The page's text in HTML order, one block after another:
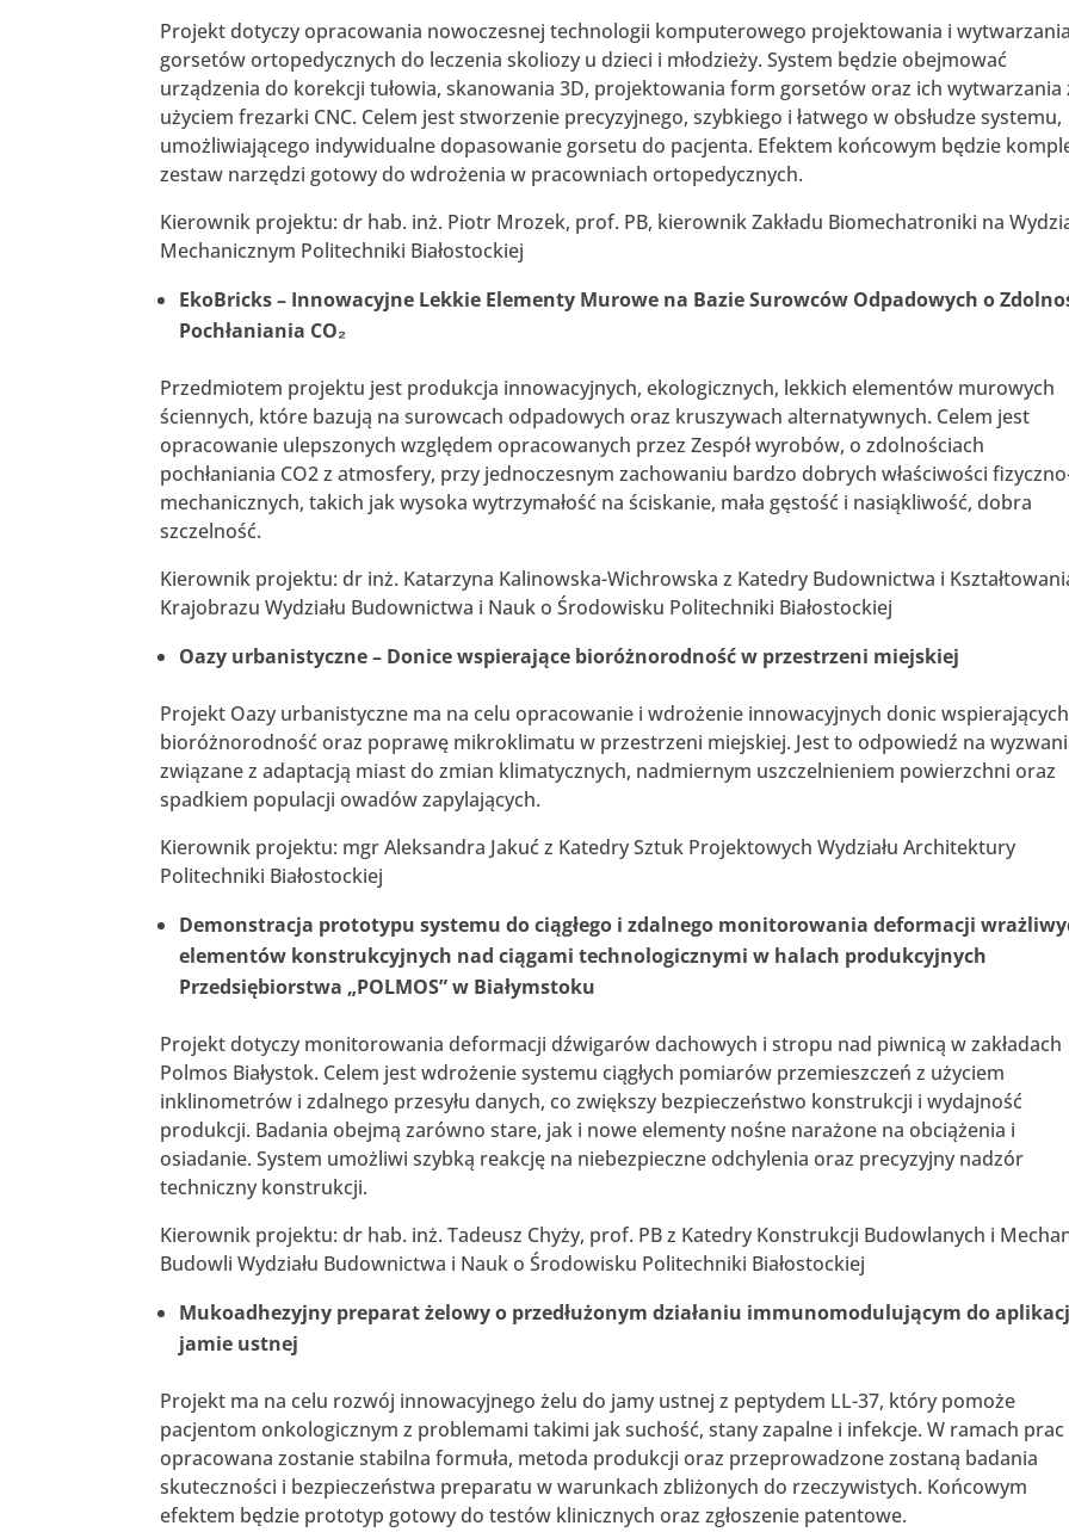
Projekt dotyczy opracowania nowoczesnej technologii komputerowego projektowania i wytwarzania
gorsetów ortopedycznych do leczenia skoliozy u dzieci i młodzieży. System będzie obejmować
urządzenia do korekcji tułowia, skanowania 3D, projektowania form gorsetów oraz ich wytwarzania
użyciem frezarki CNC. Celem jest stworzenie precyzyjnego, szybkiego i łatwego w obsłudze systemu,
umożliwiającego indywidualne dopasowanie gorsetu do pacjenta. Efektem końcowym będzie
zestaw narzędzi gotowy do wdrożenia w pracowniach ortopedycznych.
Kierownik projektu: dr hab. inż. Piotr Mrozek, prof. PB, kierownik Zakładu Biomechatroniki na
Mechanicznym Politechniki Białostockiej
EkoBricks – Innowacyjne Lekkie Elementy Murowe na Bazie Surowców Odpadowych o
Pochłaniania CO₂
Przedmiotem projektu jest produkcja innowacyjnych, ekologicznych, lekkich elementów murowych
ściennych, które bazują na surowcach odpadowych oraz kruszywach alternatywnych. Celem jest
opracowanie ulepszonych względem opracowanych przez Zespół wyrobów, o zdolnościach
pochłaniania CO2 z atmosfery, przy jednoczesnym zachowaniu bardzo dobrych właściwości
mechanicznych, takich jak wysoka wytrzymałość na ściskanie, mała gęstość i nasiąkliwość, dobra
szczelność.
Kierownik projektu: dr inż. Katarzyna Kalinowska-Wichrowska z Katedry Budownictwa i
Krajobrazu Wydziału Budownictwa i Nauk o Środowisku Politechniki Białostockiej
Oazy urbanistyczne – Donice wspierające bioróżnorodność w przestrzeni miejskiej
Projekt Oazy urbanistyczne ma na celu opracowanie i wdrożenie innowacyjnych donic wspierających
bioróżnorodność oraz poprawę mikroklimatu w przestrzeni miejskiej. Jest to odpowiedź na
związane z adaptacją miast do zmian klimatycznych, nadmiernym uszczelnieniem powierzchni oraz
spadkiem populacji owadów zapylających.
Kierownik projektu: mgr Aleksandra Jakuć z Katedry Sztuk Projektowych Wydziału Architektury
Politechniki Białostockiej
Demonstracja prototypu systemu do ciągłego i zdalnego monitorowania deformacji
elementów konstrukcyjnych nad ciągami technologicznymi w halach produkcyjnych
Przedsiębiorstwa „POLMOS” w Białymstoku
Projekt dotyczy monitorowania deformacji dźwigarów dachowych i stropu nad piwnicą w zakładach
Polmos Białystok. Celem jest wdrożenie systemu ciągłych pomiarów przemieszczeń z użyciem
inklinometrów i zdalnego przesyłu danych, co zwiększy bezpieczeństwo konstrukcji i wydajność
produkcji. Badania obejmą zarówno stare, jak i nowe elementy nośne narażone na obciążenia i
osiadanie. System umożliwi szybką reakcję na niebezpieczne odchylenia oraz precyzyjny nadzór
techniczny konstrukcji.
Kierownik projektu: dr hab. inż. Tadeusz Chyży, prof. PB z Katedry Konstrukcji Budowlanych i
Budowli Wydziału Budownictwa i Nauk o Środowisku Politechniki Białostockiej
Mukoadhezyjny preparat żelowy o przedłużonym działaniu immunomodulującym do
jamie ustnej
Projekt ma na celu rozwój innowacyjnego żelu do jamy ustnej z peptydem LL-37, który pomoże
pacjentom onkologicznym z problemami takimi jak suchość, stany zapalne i infekcje. W ramach prac
opracowana zostanie stabilna formuła, metoda produkcji oraz przeprowadzone zostaną badania
skuteczności i bezpieczeństwa preparatu w warunkach zbliżonych do rzeczywistych. Końcowym
efektem będzie prototyp gotowy do testów klinicznych oraz zgłoszenie patentowe.